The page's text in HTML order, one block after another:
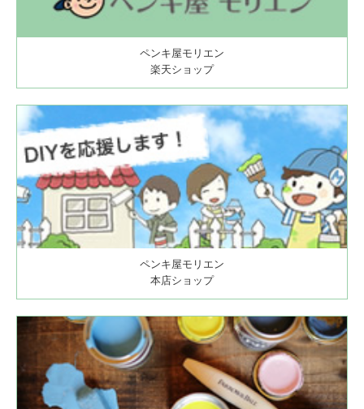
ペンキ屋モリエン
楽天ショップ
ペンキ屋モリエン
本店ショップ